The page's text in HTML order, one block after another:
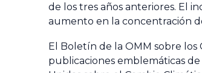
de los tres años anteriores. El
aumento en la concentración
El Boletín de la OMM sobre los
publicaciones emblemáticas